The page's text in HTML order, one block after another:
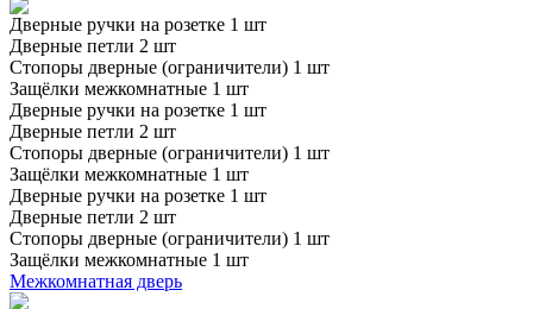
Дверные ручки на розетке 1 шт
Дверные петли 2 шт
Стопоры дверные (ограничители) 1 шт
Защёлки межкомнатные 1 шт
Дверные ручки на розетке 1 шт
Дверные петли 2 шт
Стопоры дверные (ограничители) 1 шт
Защёлки межкомнатные 1 шт
Дверные ручки на розетке 1 шт
Дверные петли 2 шт
Стопоры дверные (ограничители) 1 шт
Защёлки межкомнатные 1 шт
Межкомнатная дверь